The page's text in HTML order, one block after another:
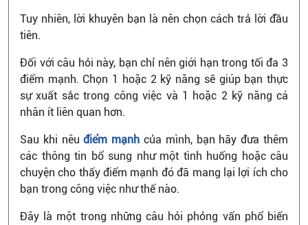
Tuy nhiên, lời khuyên bạn là nên chọn cách trả lời đầu
tiên.
Đối với câu hỏi này, bạn chỉ nên giới hạn trong tối đa 3
điểm mạnh. Chọn 1 hoặc 2 kỹ năng sẽ giúp bạn thực
sự xuất sắc trong công việc và 1 hoặc 2 kỹ năng cá
nhân ít liên quan hơn.
Sau khi nêu điểm mạnh của mình, bạn hãy đưa thêm
các thông tin bổ sung như một tình huống hoặc câu
chuyện cho thấy điểm mạnh đó đã mang lại lợi ích cho
bạn trong công việc như thế nào.
Đây là một trong những câu hỏi phỏng vấn phổ biến